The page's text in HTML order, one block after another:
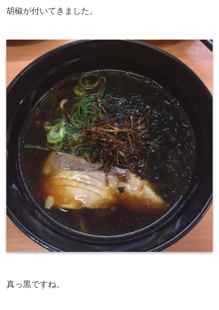
胡椒が付いてきました。
真っ黒ですね。